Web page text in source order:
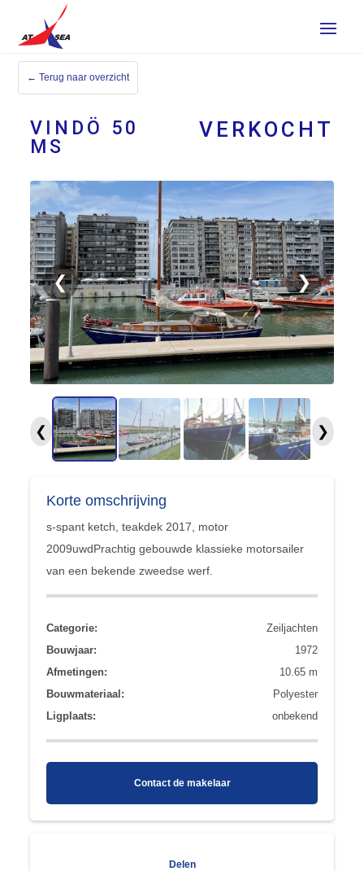
← Terug naar overzicht
VINDÖ 50
MS
VERKOCHT
VERKOCHT
Verkocht
❮ ❯
❮ ❯
Korte omschrijving
s-spant ketch, teakdek 2017, motor
2009uwdPrachtig gebouwde klassieke motorsailer
van een bekende zweedse werf.
Categorie:
Zeiljachten
Bouwjaar:
1972
Afmetingen:
10.65 m
Bouwmateriaal:
Polyester
Ligplaats:
onbekend
Contact de makelaar
Delen